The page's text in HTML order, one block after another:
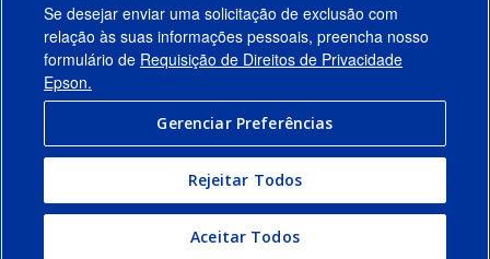
Links Sugeridos
Empresa
Conecte-se com a Epson
Termos de Uso
Se desejar enviar uma solicitação de exclusão com
relação às suas informações pessoais, preencha nosso
formulário de Requisição de Direitos de Privacidade
Epson.
Gerenciar Preferências
Rejeitar Todos
Aceitar Todos